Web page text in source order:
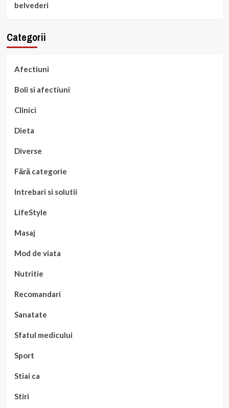
belvederi
Categorii
Afectiuni
Boli si afectiuni
Clinici
Dieta
Diverse
Fără categorie
Intrebari si solutii
LifeStyle
Masaj
Mod de viata
Nutritie
Recomandari
Sanatate
Sfatul medicului
Sport
Stiai ca
Stiri